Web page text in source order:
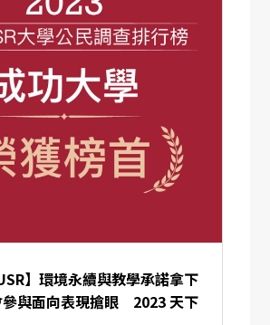
】環境永續與教學承諾拿下
與面向表現搶眼 2023 天下